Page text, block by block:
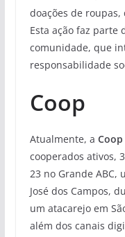
doações de roupas,
Esta ação faz parte
comunidade, que
responsabilidade
Coop
Atualmente, a Coop
cooperados ativos,
23 no Grande ABC,
José dos Campos,
um atacarejo em
além dos canais